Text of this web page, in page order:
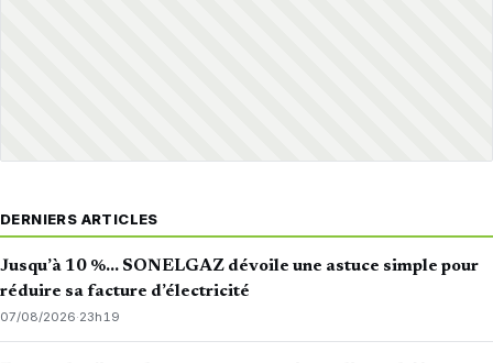
DERNIERS ARTICLES
Jusqu’à 10 %… SONELGAZ dévoile une astuce simple pour
réduire sa facture d’électricité
07/08/2026·23h19